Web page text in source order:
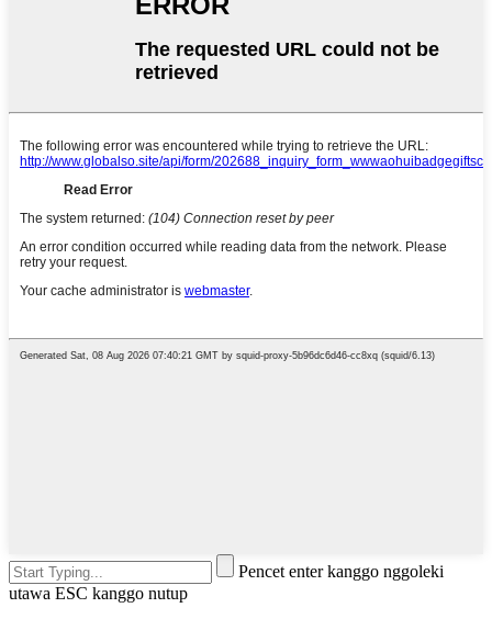
Pencet enter kanggo nggoleki
utawa ESC kanggo nutup